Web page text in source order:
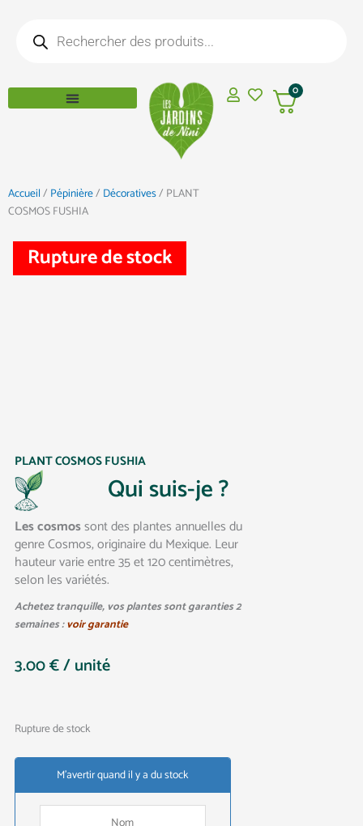
contenuproduits
0
Accueil/ Pépinière/ Décoratives/ PLANT
COSMOS FUSHIA
Rupture de stock
PLANT COSMOS FUSHIA
Qui suis-je ?
Les cosmossont des plantes annuelles du
genre Cosmos, originaire du Mexique. Leur
hauteur varie entre 35 et 120 centimètres,
selon les variétés.
Achetez tranquille, vos plantes sont garanties 2
semaines :voir garantie
3.00€/ unité
Rupture de stock
M'avertir quand il y a du stock